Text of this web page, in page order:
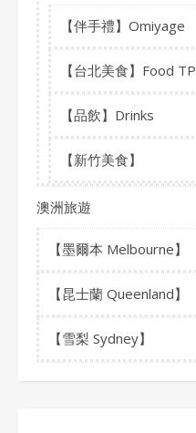
【伴手禮】Omiyage
【台北美食】Food TP
【品飲】Drinks
【新竹美食】
澳洲旅遊
【墨爾本 Melbourne】
【昆士蘭 Queenland】
【雪梨 Sydney】